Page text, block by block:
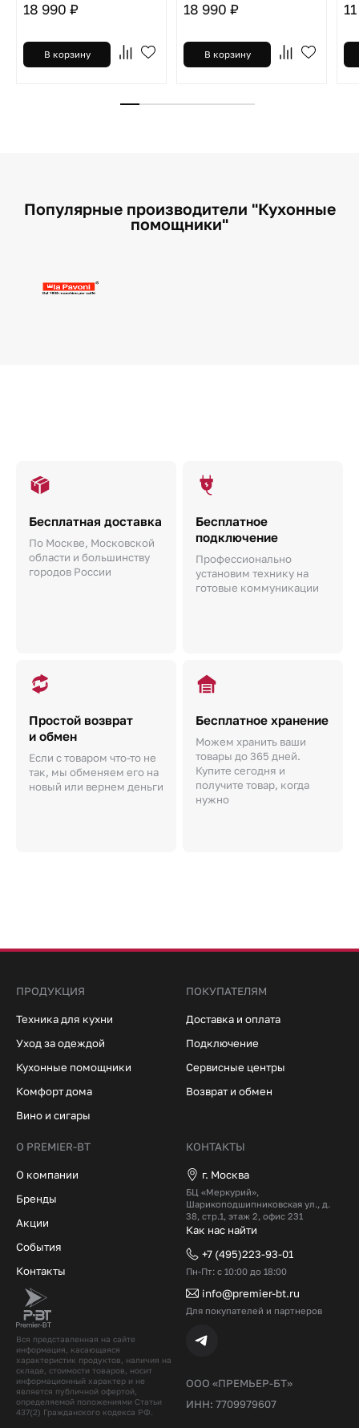
18 990 ₽
В корзину
18 990 ₽
В корзину
Популярные производители "Кухонные
помощники"
Бесплатная доставка
По Москве, Московской
области и большинству
городов России
Бесплатное
подключение
Профессионально
установим технику на
готовые коммуникации
Простой возврат
и обмен
Если с товаром что-то не
так, мы обменяем его на
новый или вернем деньги
Бесплатное хранение
Можем хранить ваши
товары до 365 дней.
Купите сегодня и
получите товар, когда
нужно
Вся представленная на сайте
информация, касающаяся
характеристик продуктов, наличия на
складе, стоимости товаров, носит
информационный характер и не
является публичной офертой,
определяемой положениями Статьи
437(2) Гражданского кодекcа РФ.
ООО «ПРЕМЬЕР-БТ»
ИНН: 7709979607
ПРОДУКЦИЯ
Техника для кухни
Уход за одеждой
Кухонные помощники
Комфорт дома
Вино и сигары
ПОКУПАТЕЛЯМ
Доставка и оплата
Подключение
Сервисные центры
Возврат и обмен
О PREMIER-BT
О компании
Бренды
Акции
События
Контакты
КОНТАКТЫ
г. Москва
БЦ «Меркурий»,
Шарикоподшипниковская ул., д.
38, стр.1, этаж 2, офис 231
Как нас найти
+7 (495)223-93-01
Пн-Пт: с 10:00 до 18:00
info@premier-bt.ru
Для покупателей и партнеров